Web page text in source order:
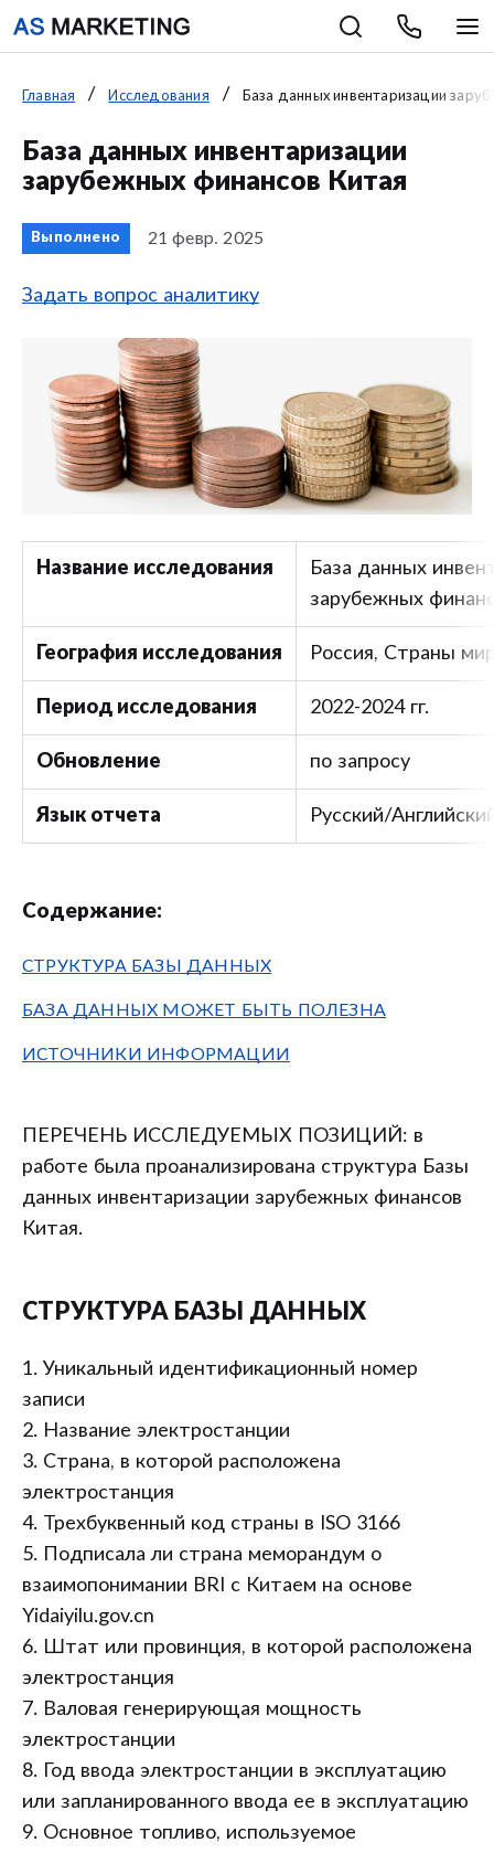
Главная Исследования База данных инвентаризации
База данных инвентаризации
зарубежных финансов Китая
Выполнено 21 февр. 2025
Задать вопрос аналитику
Название исследования
База данных
зарубежных
География исследования Россия, Страны
Период исследования 2022-2024 гг.
Обновление по запросу
Язык отчета Русский/
Содержание:
СТРУКТУРА БАЗЫ ДАННЫХ
БАЗА ДАННЫХ МОЖЕТ БЫТЬ ПОЛЕЗНА
ИСТОЧНИКИ ИНФОРМАЦИИ
ПЕРЕЧЕНЬ ИССЛЕДУЕМЫХ ПОЗИЦИЙ: в
работе была проанализирована структура Базы
данных инвентаризации зарубежных финансов
Китая.
СТРУКТУРА БАЗЫ ДАННЫХ
1. Уникальный идентификационный номер
записи
2. Название электростанции
3. Страна, в которой расположена
электростанция
4. Трехбуквенный код страны в ISO 3166
5. Подписала ли страна меморандум о
взаимопонимании BRI с Китаем на основе
Yidaiyilu.gov.cn
6. Штат или провинция, в которой расположена
электростанция
7. Валовая генерирующая мощность
электростанции
8. Год ввода электростанции в эксплуатацию
или запланированного ввода ее в эксплуатацию
9. Основное топливо, используемое